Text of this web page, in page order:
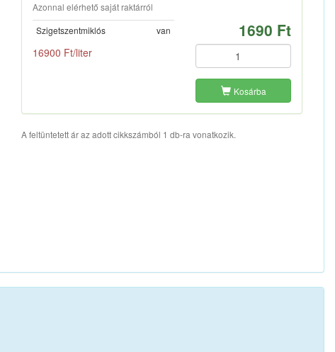
Azonnal elérhető saját raktárról
Szigetszentmiklós
van
16900 Ft/liter
1690 Ft
Kosárba
A feltüntetett ár az adott cikkszámból 1 db-ra vonatkozik.